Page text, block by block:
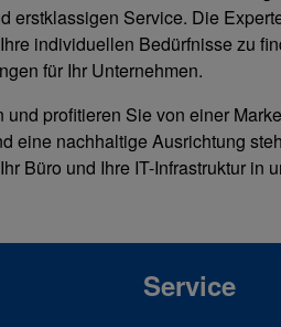
erstklassigen Service. Die
individuellen Bedürfnisse zu
für Ihr Unternehmen.
profitieren Sie von einer
eine nachhaltige Ausrichtung
Büro und Ihre IT-Infrastruktur in
Service